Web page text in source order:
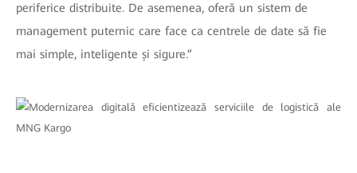
periferice distribuite. De asemenea, oferă un sistem de
management puternic care face ca centrele de date să fie
mai simple, inteligente și sigure.”